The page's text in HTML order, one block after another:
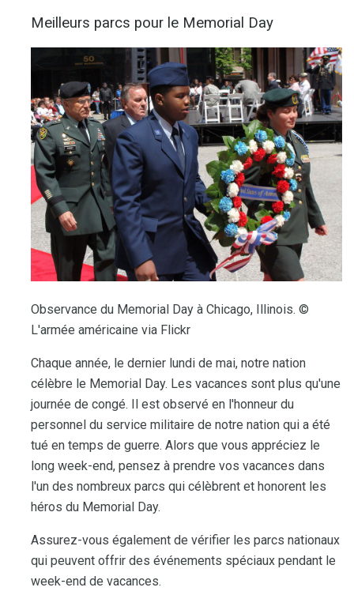
Meilleurs parcs pour le Memorial Day
Observance du Memorial Day à Chicago, Illinois. ©
L'armée américaine via Flickr
Chaque année, le dernier lundi de mai, notre nation
célèbre le Memorial Day. Les vacances sont plus qu'une
journée de congé. Il est observé en l'honneur du
personnel du service militaire de notre nation qui a été
tué en temps de guerre. Alors que vous appréciez le
long week-end, pensez à prendre vos vacances dans
l'un des nombreux parcs qui célèbrent et honorent les
héros du Memorial Day.
Assurez-vous également de vérifier les parcs nationaux
qui peuvent offrir des événements spéciaux pendant le
week-end de vacances.